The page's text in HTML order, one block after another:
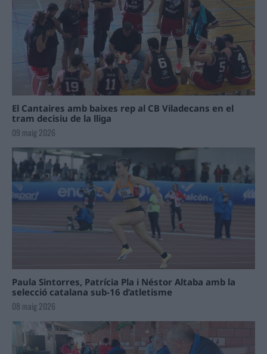
El Cantaires amb baixes rep al CB Viladecans en el
tram decisiu de la lliga
09 maig 2026
Paula Sintorres, Patrícia Pla i Néstor Altaba amb la
selecció catalana sub-16 d’atletisme
08 maig 2026